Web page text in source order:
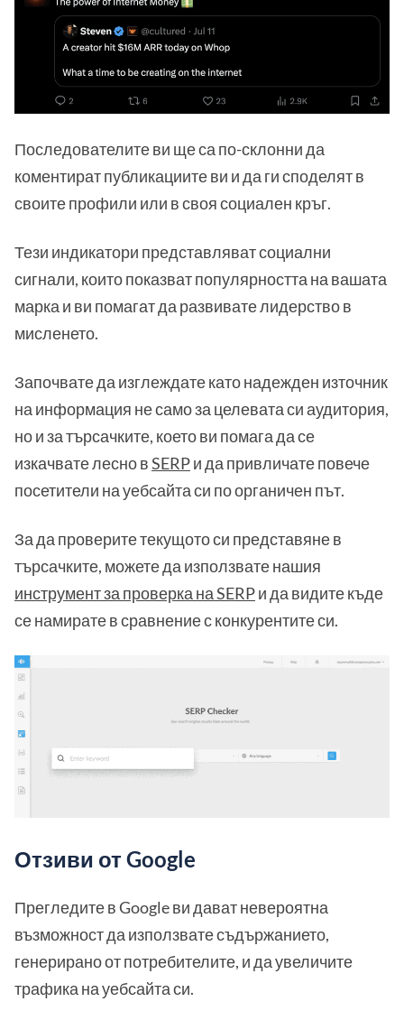
Последователите ви ще са по-склонни да
коментират публикациите ви и да ги споделят в
своите профили или в своя социален кръг.
Тези индикатори представляват социални
сигнали, които показват популярността на вашата
марка и ви помагат да развивате лидерство в
мисленето.
Започвате да изглеждате като надежден източник
на информация не само за целевата си аудитория,
но и за търсачките, което ви помага да се
изкачвате лесно вSERPи да привличате повече
посетители на уебсайта си по органичен път.
За да проверите текущото си представяне в
търсачките, можете да използвате нашия
инструмент за проверка на SERPи да видите къде
се намирате в сравнение с конкурентите си.
Отзиви от Google
Прегледите в Google ви дават невероятна
възможност да използвате съдържанието,
генерирано от потребителите, и да увеличите
трафика на уебсайта си.